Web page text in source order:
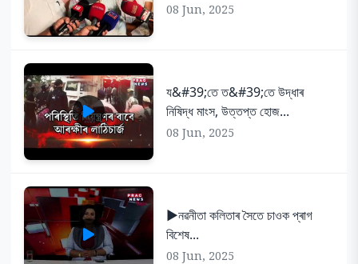
08 Jun, 2025
য&#39;তে ত&#39;তে উদ্ধাৰ
নিষিদ্ধ মাংস, উত্তপ্ত হোজ...
08 Jun, 2025
▶️নৱনীতা কলিতাৰ সৈতে চাওক প্ৰাগ
বিশেষ...
08 Jun, 2025